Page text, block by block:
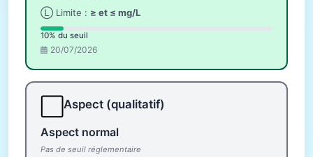
Ⓛ Limite : ≥ et ≤ mg/L
10% du seuil
20/07/2026
Aspect (qualitatif)
Aspect normal
Pas de seuil réglementaire